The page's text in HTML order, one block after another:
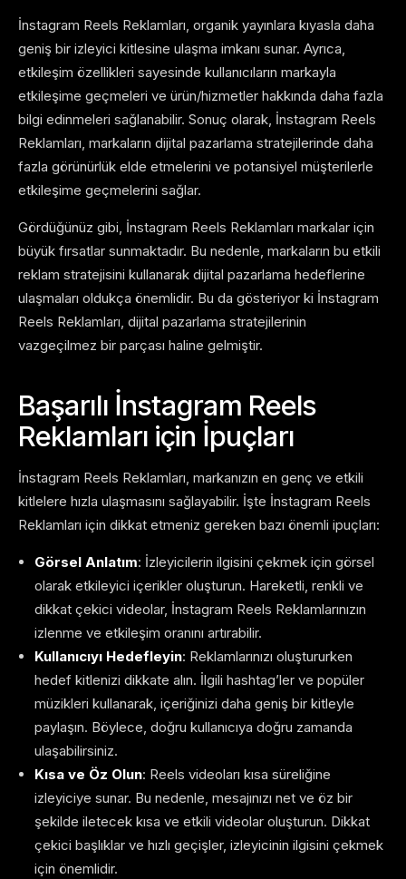
İnstagram Reels Reklamları, organik yayınlara kıyasla daha
geniş bir izleyici kitlesine ulaşma imkanı sunar. Ayrıca,
etkileşim özellikleri sayesinde kullanıcıların markayla
etkileşime geçmeleri ve ürün/hizmetler hakkında daha fazla
bilgi edinmeleri sağlanabilir. Sonuç olarak, İnstagram Reels
Reklamları, markaların dijital pazarlama stratejilerinde daha
fazla görünürlük elde etmelerini ve potansiyel müşterilerle
etkileşime geçmelerini sağlar.
Gördüğünüz gibi, İnstagram Reels Reklamları markalar için
büyük fırsatlar sunmaktadır. Bu nedenle, markaların bu etkili
reklam stratejisini kullanarak dijital pazarlama hedeflerine
ulaşmaları oldukça önemlidir. Bu da gösteriyor ki İnstagram
Reels Reklamları, dijital pazarlama stratejilerinin
vazgeçilmez bir parçası haline gelmiştir.
Başarılı İnstagram Reels
Reklamları için İpuçları
İnstagram Reels Reklamları, markanızın en genç ve etkili
kitlelere hızla ulaşmasını sağlayabilir. İşte İnstagram Reels
Reklamları için dikkat etmeniz gereken bazı önemli ipuçları:
Görsel Anlatım: İzleyicilerin ilgisini çekmek için görsel
olarak etkileyici içerikler oluşturun. Hareketli, renkli ve
dikkat çekici videolar, İnstagram Reels Reklamlarınızın
izlenme ve etkileşim oranını artırabilir.
Kullanıcıyı Hedefleyin: Reklamlarınızı oluştururken
hedef kitlenizi dikkate alın. İlgili hashtag’ler ve popüler
müzikleri kullanarak, içeriğinizi daha geniş bir kitleyle
paylaşın. Böylece, doğru kullanıcıya doğru zamanda
ulaşabilirsiniz.
Kısa ve Öz Olun: Reels videoları kısa süreliğine
izleyiciye sunar. Bu nedenle, mesajınızı net ve öz bir
şekilde iletecek kısa ve etkili videolar oluşturun. Dikkat
çekici başlıklar ve hızlı geçişler, izleyicinin ilgisini çekmek
için önemlidir.